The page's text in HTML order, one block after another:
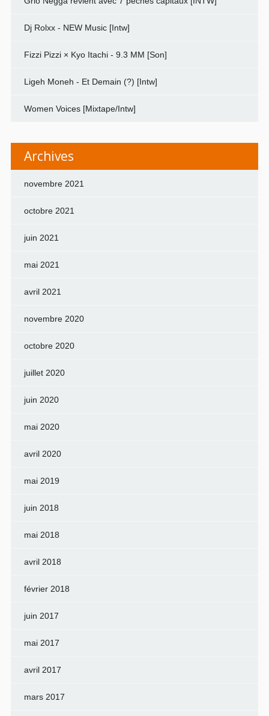
Dj Rolxx - NEW Music [Intw]
Fizzi Pizzi × Kyo Itachi - 9.3 MM [Son]
Ligeh Moneh - Et Demain (?) [Intw]
Women Voices [Mixtape/Intw]
Archives
novembre 2021
octobre 2021
juin 2021
mai 2021
avril 2021
novembre 2020
octobre 2020
juillet 2020
juin 2020
mai 2020
avril 2020
mai 2019
juin 2018
mai 2018
avril 2018
février 2018
juin 2017
mai 2017
avril 2017
mars 2017